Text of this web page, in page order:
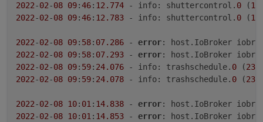
2022-02-08 09:46: 12.774 - info: shuttercontrol. 0 (
2022-02-08 09:46: 12.783 - info: shuttercontrol. 0 (
2022-02-08 09: 58: 07.286 - error: host.IoBroker
2022-02-08 09: 58: 07.293 - error: host.IoBroker
2022-02-08 09: 59: 24.076 - info: trashschedule. 0 (
2022-02-08 09: 59: 24.078 - info: trashschedule. 0 (
2022-02-08 10: 01: 14.838 - error: host.IoBroker
2022-02-08 10: 01: 14.853 - error: host.IoBroker